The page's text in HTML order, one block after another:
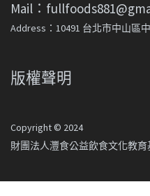
Mail：
Address：10491 台北市中山區
版權聲明
Copyright © 2024
財團法人灃食公益飲食文化教育